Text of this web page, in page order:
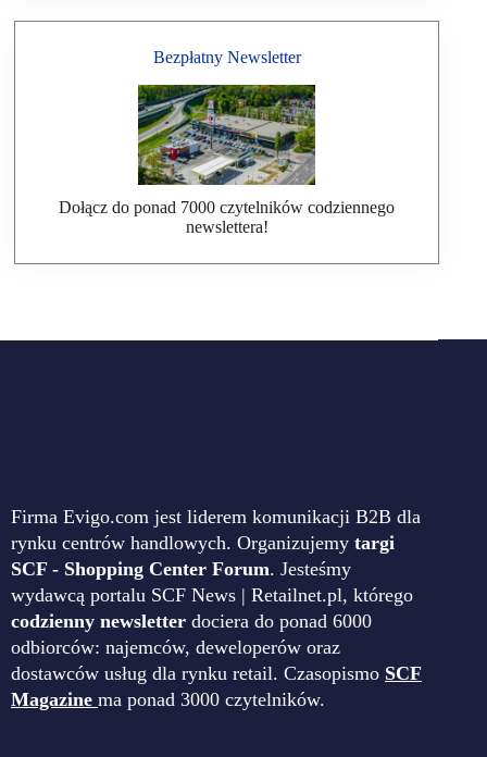
Bezpłatny Newsletter
Dołącz do ponad 7000 czytelników codziennego
newslettera!
Firma Evigo.com jest liderem komunikacji B2B dla
rynku centrów handlowych. Organizujemy targi
SCF - Shopping Center Forum. Jesteśmy
wydawcą portalu SCF News | Retailnet.pl, którego
codzienny newsletter dociera do ponad 6000
odbiorców: najemców, deweloperów oraz
dostawców usług dla rynku retail. Czasopismo SCF
Magazine ma ponad 3000 czytelników.